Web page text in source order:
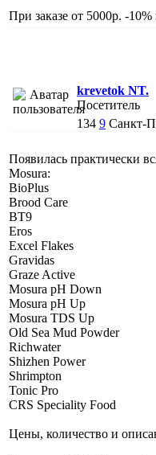
При заказе от 5000р. -
krevetok NT.
Посетитель
134 9 Санкт-
Появилась практически
Mosura:
BioPlus
Brood Care
BT9
Eros
Excel Flakes
Gravidas
Graze Active
Mosura pH Down
Mosura pH Up
Mosura TDS Up
Old Sea Mud Powder
Richwater
Shizhen Power
Shrimpton
Tonic Pro
CRS Speciality Food
Цены, количество и